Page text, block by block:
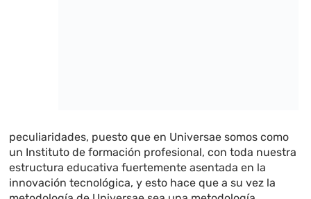
peculiaridades, puesto que en Universae somos como
un Instituto de formación profesional, con toda nuestra
estructura educativa fuertemente asentada en la
innovación tecnológica, y esto hace que a su vez la